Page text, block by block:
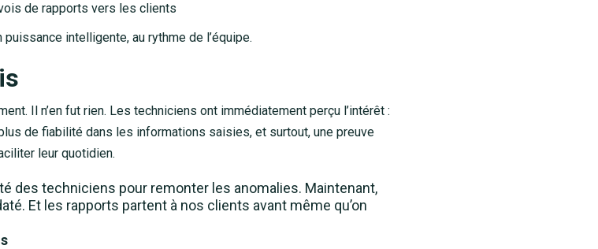
de rapports vers les clients
intelligente, au rythme de l’équipe.
Il n’en fut rien. Les techniciens ont immédiatement perçu l’intérêt :
de fiabilité dans les informations saisies, et surtout, une preuve
leur quotidien.
des techniciens pour remonter les anomalies. Maintenant,
Et les rapports partent à nos clients avant même qu’on